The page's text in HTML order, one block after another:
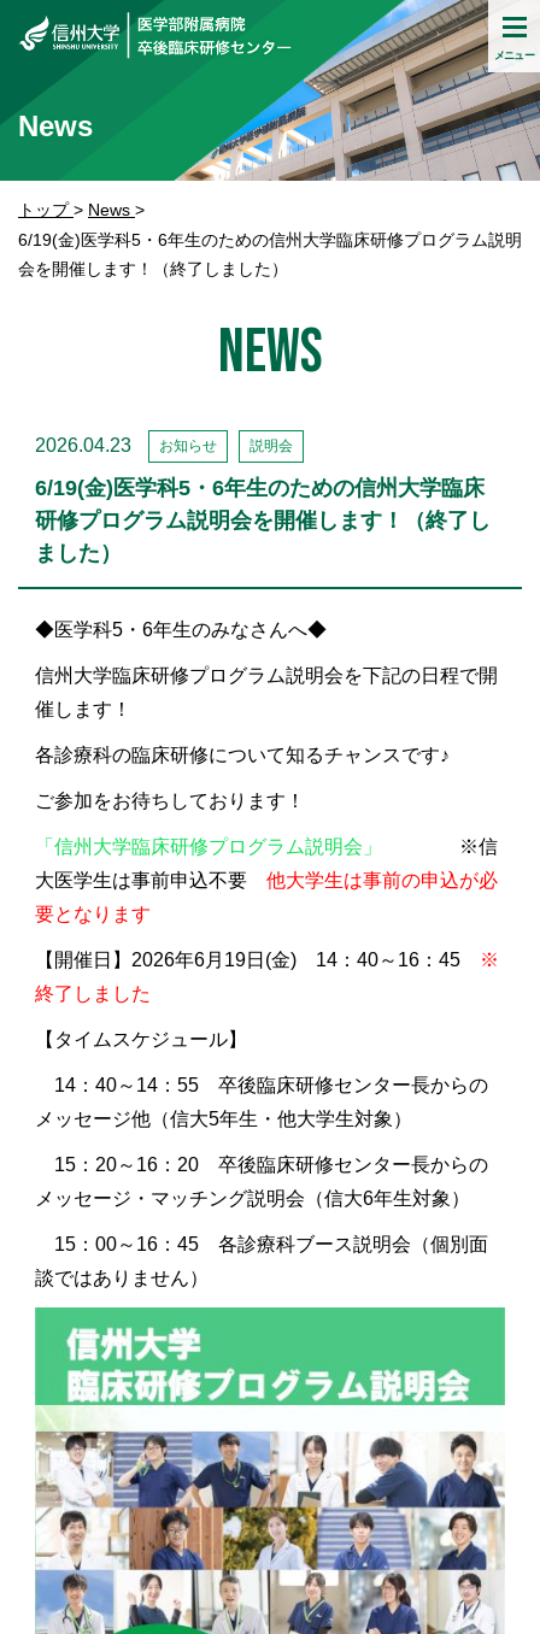
メニュー
信州大学
News
トップ > News >
6/19(金)医学科5・6年生のための信州大学臨床研修プログラム説明
会を開催します！（終了しました）
News
2026.04.23 お知らせ 説明会
6/19(金)医学科5・6年生のための信州大学臨床
研修プログラム説明会を開催します！（終了し
ました）
◆医学科5・6年生のみなさんへ◆
信州大学臨床研修プログラム説明会を下記の日程で開
催します！
各診療科の臨床研修について知るチャンスです♪
ご参加をお待ちしております！
「信州大学臨床研修プログラム説明会」
※信
大医学生は事前申込不要 他大学生は事前の申込が必
要となります
【開催日】2026年6月19日(金) 14：40～16：45
※
終了しました
【タイムスケジュール】
14：40～14：55 卒後臨床研修センター長からの
メッセージ他（信大5年生・他大学生対象）
15：20～16：20 卒後臨床研修センター長からの
メッセージ・マッチング説明会（信大6年生対象）
15：00～16：45 各診療科ブース説明会（個別面
談ではありません）